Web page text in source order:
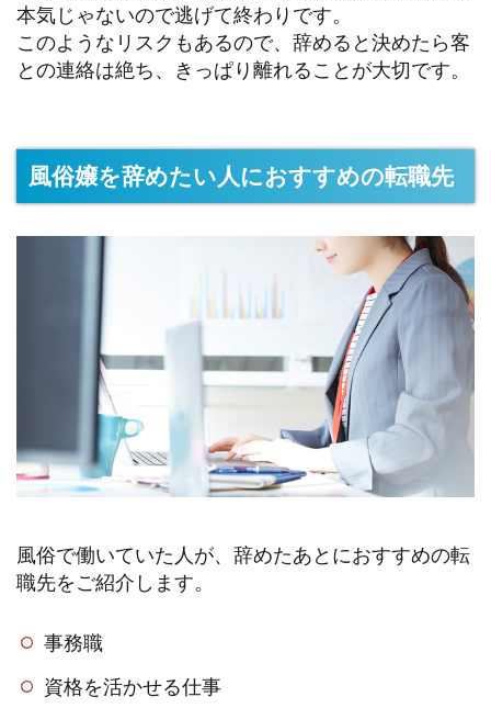
本気じゃないので逃げて終わりです。
このようなリスクもあるので、辞めると決めたら客
との連絡は絶ち、きっぱり離れることが大切です。
風俗嬢を辞めたい人におすすめの転職先
風俗で働いていた人が、辞めたあとにおすすめの転
職先をご紹介します。
事務職
資格を活かせる仕事